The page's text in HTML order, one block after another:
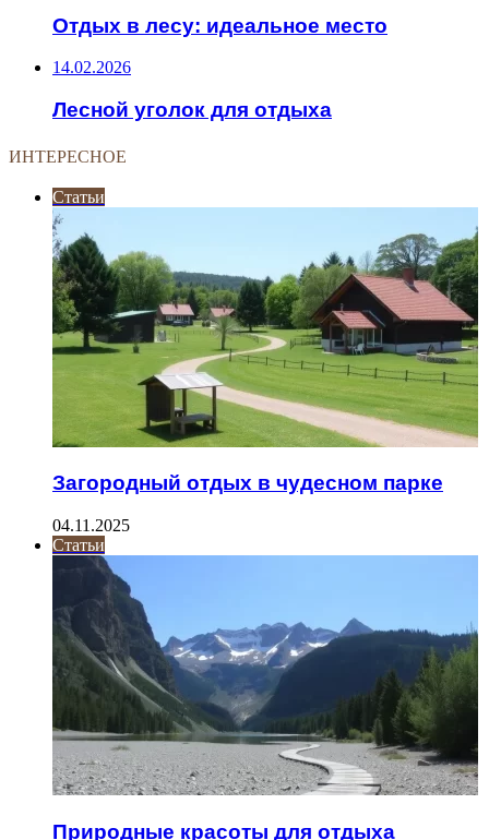
Отдых в лесу: идеальное место
14.02.2026
Лесной уголок для отдыха
ИНТЕРЕСНОЕ
Статьи
Загородный отдых в чудесном парке
04.11.2025
Статьи
Природные красоты для отдыха